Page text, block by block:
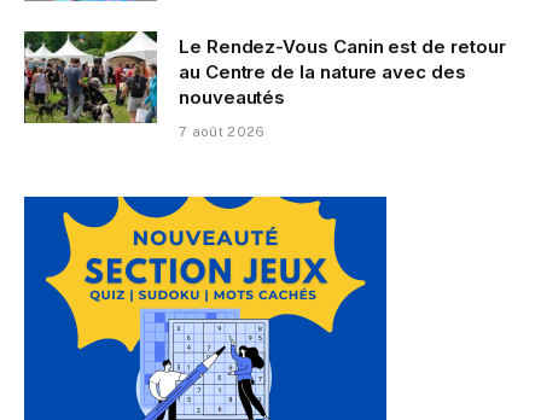
Le Rendez-Vous Canin est de retour
au Centre de la nature avec des
nouveautés
7 août 2026